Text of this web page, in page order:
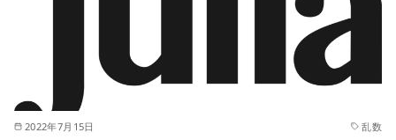
2022年7月15日 乱数